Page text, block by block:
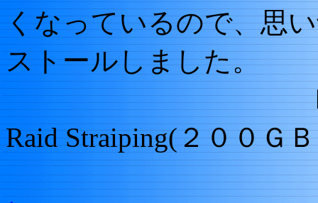
くなっているので、思
ストールしました。
ＨＤＤは
Raid Straiping(２００